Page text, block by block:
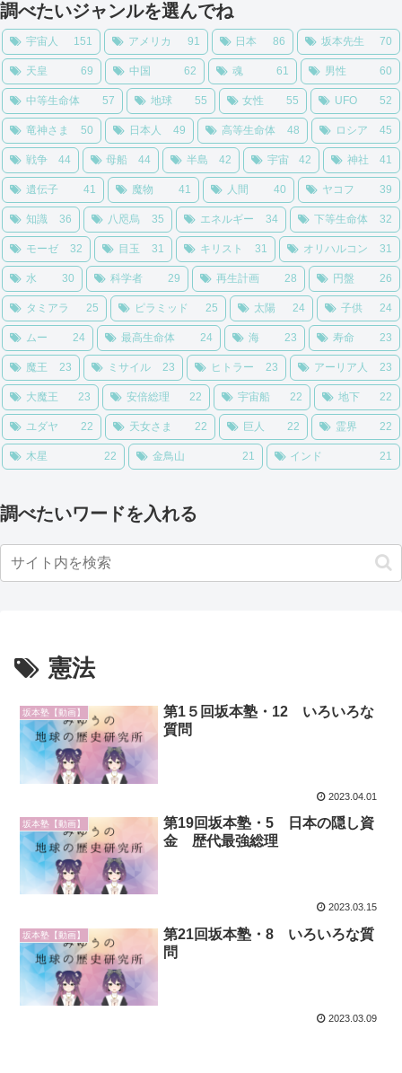
調べたいジャンルを選んでね
宇宙人 151 アメリカ 91 日本 86 坂本先生 70
天皇 69 中国 62 魂 61 男性 60
中等生命体 57 地球 55 女性 55 UFO 52
竜神さま 50 日本人 49 高等生命体 48 ロシア 45
戦争 44 母船 44 半島 42 宇宙 42 神社 41
遺伝子 41 魔物 41 人間 40 ヤコフ 39
知識 36 八咫烏 35 エネルギー 34 下等生命体 32
モーゼ 32 目玉 31 キリスト 31 オリハルコン 31
水 30 科学者 29 再生計画 28 円盤 26
タミアラ 25 ピラミッド 25 太陽 24 子供 24
ムー 24 最高生命体 24 海 23 寿命 23
魔王 23 ミサイル 23 ヒトラー 23 アーリア人 23
大魔王 23 安倍総理 22 宇宙船 22 地下 22
ユダヤ 22 天女さま 22 巨人 22 霊界 22
木星 22 金鳥山 21 インド 21
調べたいワードを入れる
憲法
坂本塾【動画】
第1５回坂本塾・12 いろいろな
質問
2023.04.01
坂本塾【動画】
第19回坂本塾・5 日本の隠し資
金 歴代最強総理
2023.03.15
坂本塾【動画】
第21回坂本塾・8 いろいろな質
問
2023.03.09